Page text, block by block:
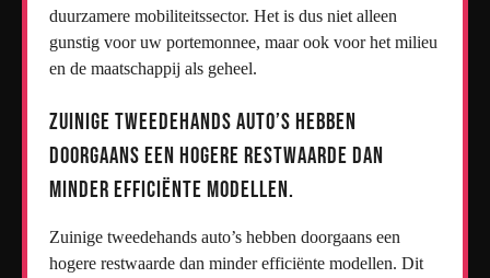
duurzamere mobiliteitssector. Het is dus niet alleen
gunstig voor uw portemonnee, maar ook voor het milieu
en de maatschappij als geheel.
Zuinige tweedehands auto’s hebben
doorgaans een hogere restwaarde dan
minder efficiënte modellen.
Zuinige tweedehands auto’s hebben doorgaans een
hogere restwaarde dan minder efficiënte modellen. Dit